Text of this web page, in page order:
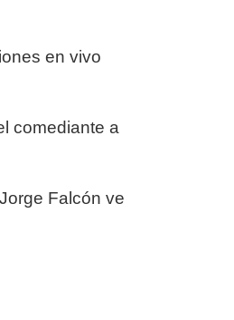
en vivo
comediante a
Falcón ve